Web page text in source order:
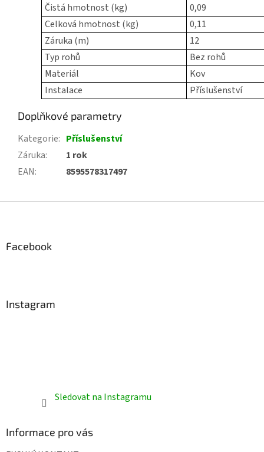
Čistá hmotnost (kg)
0,09
Celková hmotnost (kg)
0,11
Záruka (m)
12
Typ rohů
Bez rohů
Materiál
Kov
Instalace
Příslušenství
Doplňkové parametry
Kategorie: Příslušenství
Záruka:
1 rok
EAN: 8595578317497
Facebook
Instagram
Sledovat na Instagramu
Informace pro vás